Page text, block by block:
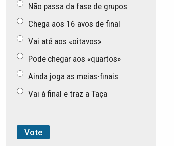
Não passa da fase de grupos
Chega aos 16 avos de final
Vai até aos «oitavos»
Pode chegar aos «quartos»
Ainda joga as meias-finais
Vai à final e traz a Taça